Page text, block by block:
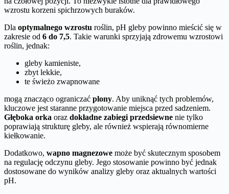
wzrostu korzeni spichrzowych buraków.
Dla optymalnego wzrostu roślin, pH gleby powinno mieścić się w
zakresie od 6 do 7,5. Takie warunki sprzyjają zdrowemu wzrostowi
roślin, jednak:
gleby kamieniste,
zbyt lekkie,
te świeżo zwapnowane
mogą znacząco ograniczać plony. Aby uniknąć tych problemów,
kluczowe jest staranne przygotowanie miejsca przed sadzeniem.
Głęboka orka oraz dokładne zabiegi przedsiewne nie tylko
poprawiają strukturę gleby, ale również wspierają równomierne
kiełkowanie.
Dodatkowo, wapno magnezowe może być skutecznym sposobem
na regulację odczynu gleby. Jego stosowanie powinno być jednak
dostosowane do wyników analizy gleby oraz aktualnych wartości
pH.